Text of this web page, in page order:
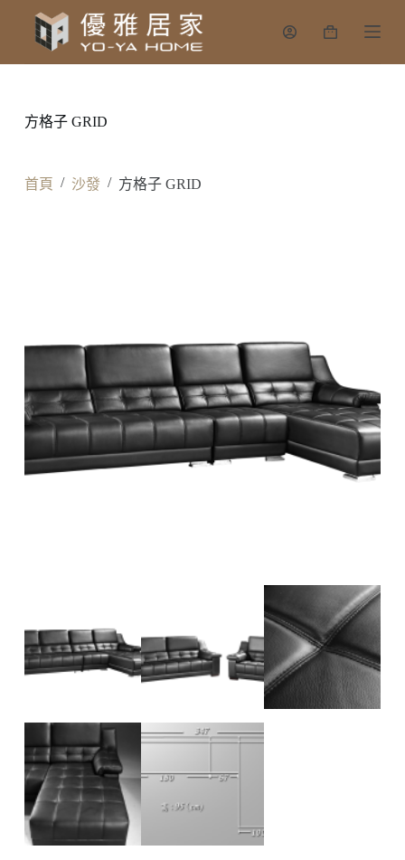
主
容
購
物
方格子 GRID
首頁 / 沙發 / 方格子 GRID